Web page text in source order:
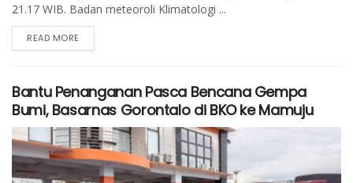
21.17 WIB. Badan meteoroli Klimatologi ...
READ MORE
Bantu Penanganan Pasca Bencana Gempa
Bumi, Basarnas Gorontalo di BKO ke Mamuju